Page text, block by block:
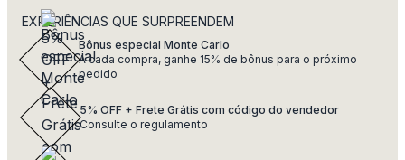
EXPERIÊNCIAS QUE SURPREENDEM
Bônus especial Monte Carlo
A cada compra, ganhe 15% de bônus para o próximo
pedido
5% OFF + Frete Grátis com código do vendedor
Consulte o regulamento